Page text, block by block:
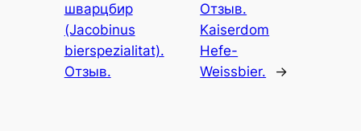
шварцбир
(Jacobinus
bierspezialitat).
Отзыв.
Отзыв.
Kaiserdom
Hefe-
Weissbier.
→